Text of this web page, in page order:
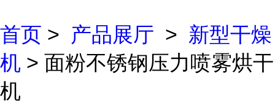
首页 > 产品展厅 > 新型干燥
机 > 面粉不锈钢压力喷雾烘干
机